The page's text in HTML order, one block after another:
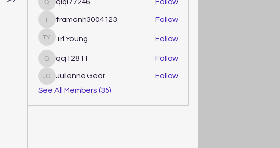
qiqi77246
qiqi77246 Follow
tramanh3004123
tramanh3004123 Follow
Tri Young
Tri Young Follow
qcj12811
qcj12811 Follow
Julienne Gear
Julienne Gear
Follow
See All Members (35)